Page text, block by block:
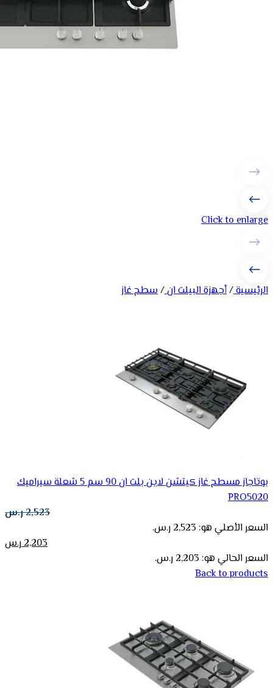
Click to enlarge
الرئيسية/أجهزة البيلت ان/سطح غاز
بوتاجاز مسطح غاز كيتشن لاين بلت ان 90 سم 5 شعلة سيراميك
PRO5020
2,523ر.س
السعر الأصلي هو: 2,523 ر.س.
2,203ر.س
السعر الحالي هو: 2,203 ر.س.
Back to products